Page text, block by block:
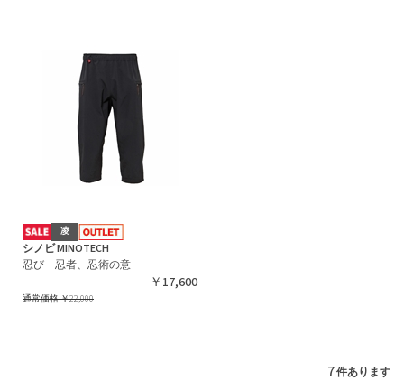
凌
シノビ MINOTECH
忍び 忍者、忍術の意
￥17,600
通常価格￥22,000
7件あります